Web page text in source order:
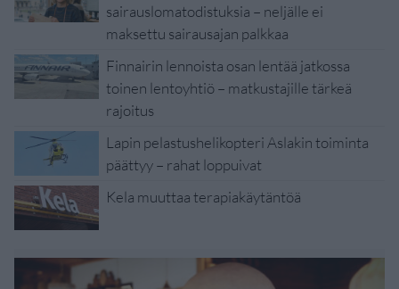
sairauslomatodistuksia – neljälle ei
maksettu sairausajan palkkaa
Finnairin lennoista osan lentää jatkossa
toinen lentoyhtiö – matkustajille tärkeä
rajoitus
Lapin pelastushelikopteri Aslakin toiminta
päättyy – rahat loppuivat
Kela muuttaa terapiakäytäntöä